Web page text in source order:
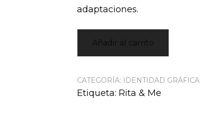
adaptaciones.
Añadir al carrito
CATEGORÍA: IDENTIDAD GRÁFICA
Etiqueta: Rita & Me